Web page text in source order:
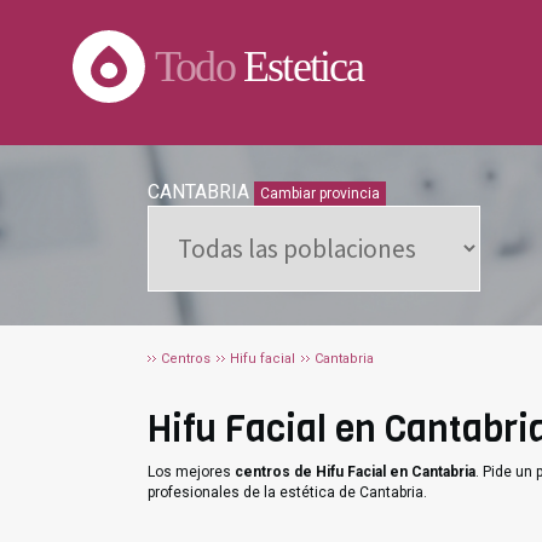
TodoEstetica
CANTABRIA Cambiar provincia
Centros Hifu facial Cantabria
Hifu Facial en
Los mejores centros de Hifu Facial en Cantabria. Pide un
profesionales de la estética de Cantabria.